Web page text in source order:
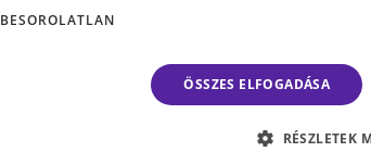
Egy ilyen módon félresikerült
valójában nem is hasonlított a
hogy az egyik szemtanú
Tekintve, hogy a papi
BESOROLATLAN
ÖSSZES ELFOGADÁSA
RÉSZLETEK